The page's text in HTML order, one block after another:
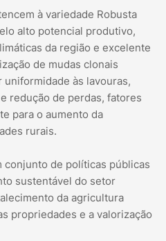
à variedade Robusta
alto potencial produtivo,
da região e excelente
de mudas clonais
às lavouras,
redução de perdas, fatores
para o aumento da
rurais.
conjunto de políticas públicas
sustentável do setor
da agricultura
propriedades e a valorização